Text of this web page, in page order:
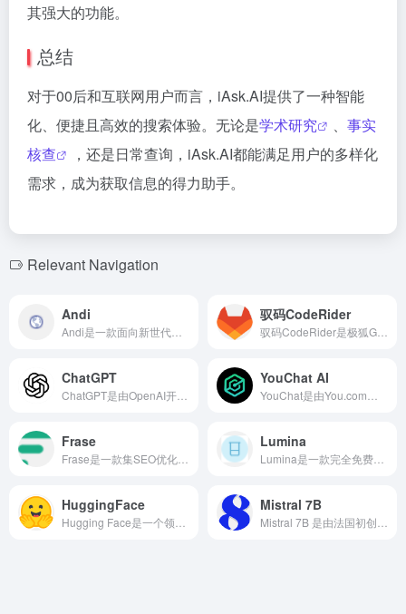
其强大的功能。
总结
对于00后和互联网用户而言，iAsk.AI提供了一种智能
化、便捷且高效的搜索体验。无论是学术研究 、 事实
核查
，还是日常查询，iAsk.AI都能满足用户的多样化
需求，成为获取信息的得力助手。
Relevant Navigation
Andi 驭码CodeRider
ChatGPT YouChat AI
Frase Lumina
HuggingFace Mistral 7B